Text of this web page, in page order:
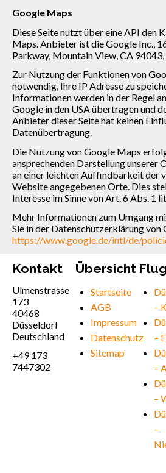
Google Maps
Diese Seite nutzt über eine API den
Maps. Anbieter ist die Google Inc.,
Parkway, Mountain View, CA 94043,
Zur Nutzung der Funktionen von
notwendig, Ihre IP Adresse zu
Informationen werden in der Regel
Google in den USA übertragen und
Anbieter dieser Seite hat keinen
Datenübertragung.
Die Nutzung von Google Maps
ansprechenden Darstellung unserer
an einer leichten Auffindbarkeit der
Website angegebenen Orte. Dies
Interesse im Sinne von Art. 6 Abs. 1
Mehr Informationen zum Umgang
Sie in der Datenschutzerklärung von
https://www.google.de/intl/de/
Kontakt
Ulmenstrasse
173
40468
Düsseldorf
Deutschland
+49 173
7447302
Übersicht
Startseite
AGB
Impressum
Datenschutz
Sitemap
–
–
–
–
–